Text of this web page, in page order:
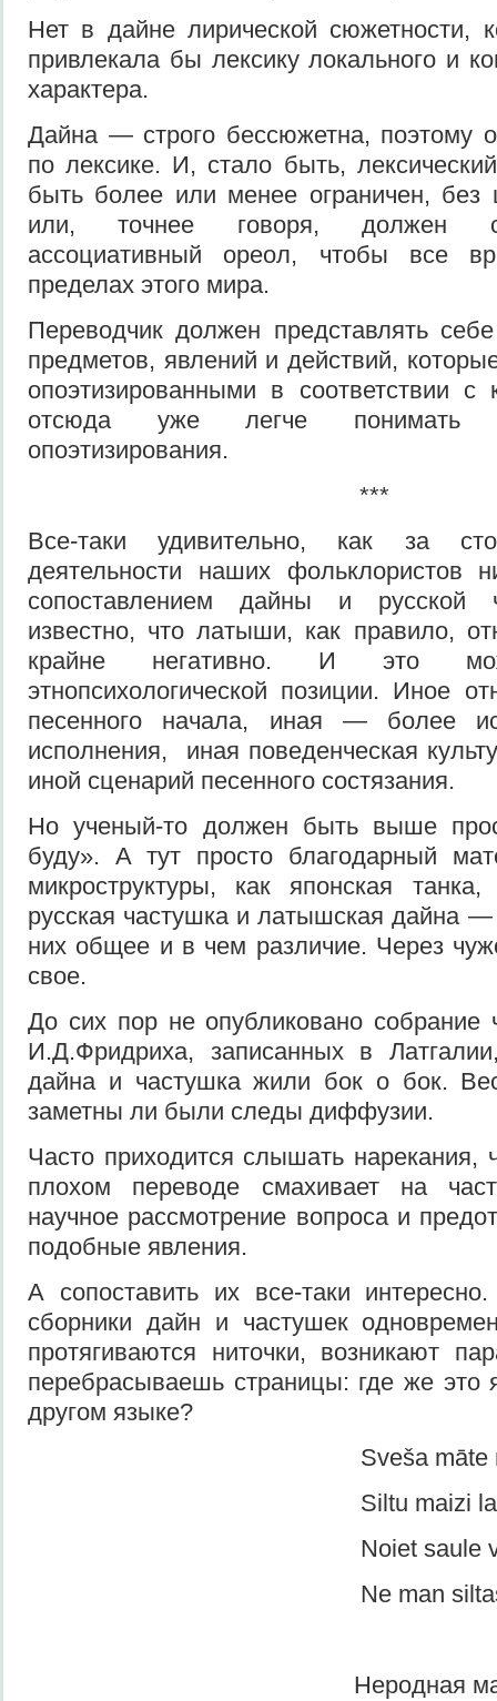
Нет в дайне лирической сюжет­ности,
привле­кала бы лексику локального и
характера.
Дайна — строго бессюжетна, поэтому
по лекси­ке. И, стало быть,
быть более или менее ограничен, без
или, точнее говоря, должен
ассоциативный ореол, что­бы все
пределах этого мира.
Переводчик должен представлять
предметов, явлений и действий,
опоэтизированными в соответствии
отсюда уже легче понимать
опоэтизирования.
***
Все-таки удивительно, как за
деятельности наших фольклористов
сопоставлением дайны и русской
известно, что ла­тыши, как правило,
крайне негативно. И это
этнопсихологической по­зиции. Иное
песенного начала, иная — более
исполнения, иная поведенческая
иной сценарий песенного со­стязания.
Но ученый-то должен быть выше
буду». А тут просто благодарный
микроструктуры, как японская
русская частушка и латышская дайна —
них общее и в чем различие. Через
свое.
До сих пор не опубликовано со­брание
И.Д.Фридриха, записанных в
дайна и частушка жили бок о бок.
заметны ли были следы диффу­зии.
Часто приходится слышать нарекания,
плохом переводе смахивает на
научное рассмотрение вопроса и
подобные явления.
А сопоставить их все-таки
сборники дайн и частушек
протягиваются ниточки, возникают
перебрасы­ваешь страницы: где же это
другом языке?
Sveša māte man
Siltu maizi
Noiet saule
Ne man siltas, ne
Неродная мать